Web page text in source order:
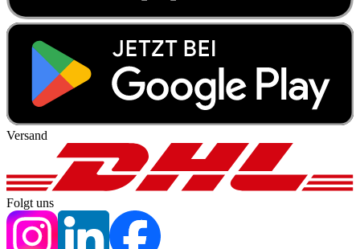
Versand
Folgt uns